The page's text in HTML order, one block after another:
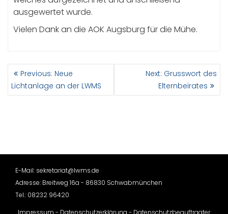
ausgewertet wurde.
Vielen Dank an die AOK Augsburg für die Mühe.
BEITRAGSNAVIGATION
Previous: Previous
post:
Neue
Lichtanlage an der LWMS
Next: Next
post:
Grusswort des
Elternbeirates
E-Mail: sekretariat@lwms.de
Adresse: Breitweg 16a - 86830 Schwabmünchen
Tel.: 08232 96420
Impressum - Datenschutzerklärung - Datenschutzbeauftragter